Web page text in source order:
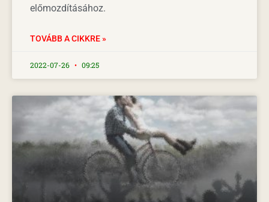
előmozdításához.
TOVÁBB A CIKKRE »
2022-07-26 09:25